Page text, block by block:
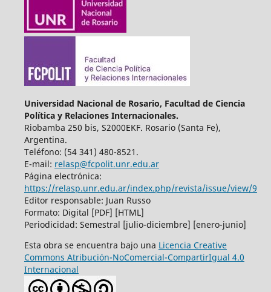
Universidad Nacional de Rosario, Facultad de Ciencia
Política y Relaciones Internacionales.
Riobamba 250 bis, S2000EKF. Rosario (Santa Fe),
Argentina.
Teléfono: (54 341) 480-8521.
E-mail: relasp@fcpolit.unr.edu.ar
Página electrónica:
https://relasp.unr.edu.ar/index.php/revista/issue/view/9
Editor responsable: Juan Russo
Formato: Digital [PDF] [HTML]
Periodicidad: Semestral [julio-diciembre] [enero-junio]
Esta obra se encuentra bajo una Licencia Creative
Commons Atribución-NoComercial-CompartirIgual 4.0
Internacional